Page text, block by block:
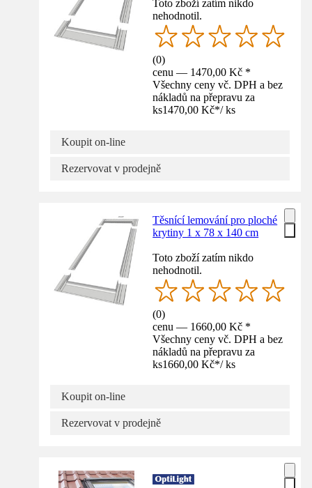
Toto zboží zatím nikdo
nehodnotil.
(0)
cenu — 1470,00 Kč *
Všechny ceny vč. DPH a bez
nákladů na přepravu za
ks1470,00 Kč*/ ks
Koupit on-line
Rezervovat v prodejně
Těsnící lemování pro ploché
krytiny 1 x 78 x 140 cm
Toto zboží zatím nikdo
nehodnotil.
(0)
cenu — 1660,00 Kč *
Všechny ceny vč. DPH a bez
nákladů na přepravu za
ks1660,00 Kč*/ ks
Koupit on-line
Rezervovat v prodejně